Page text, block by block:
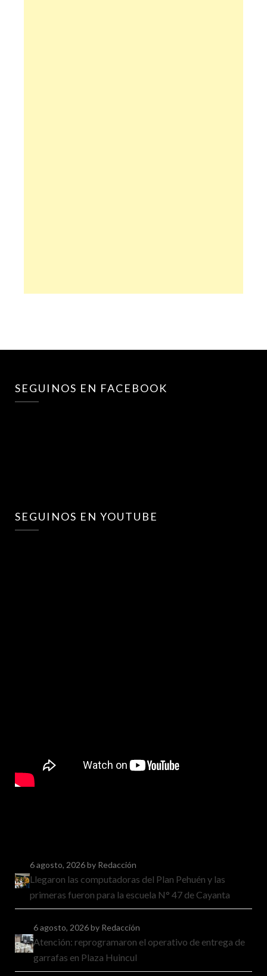
SEGUINOS EN FACEBOOK
SEGUINOS EN YOUTUBE
6 agosto, 2026by Redacción
Llegaron las computadoras del Plan Pehuén y las
primeras fueron para la escuela N° 47 de Cayanta
6 agosto, 2026by Redacción
Atención: reprogramaron el operativo de entrega de
garrafas en Plaza Huincul